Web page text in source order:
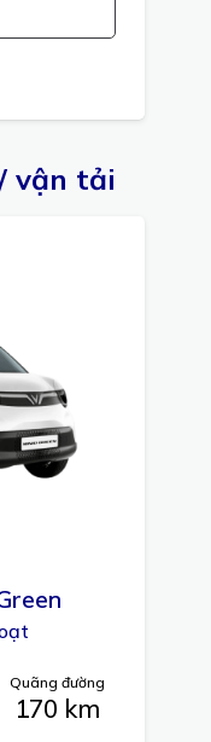
vận tải
Quãng đường
170 km